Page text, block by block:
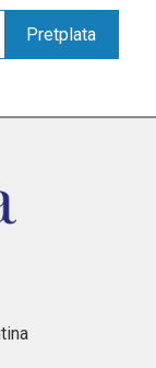
Pretplata